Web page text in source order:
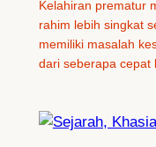
Kelahiran prematur
rahim lebih singkat
memiliki masalah
dari seberapa cepat